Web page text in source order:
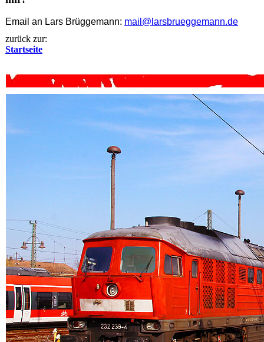
Email an Lars Brüggemann: mail@larsbrueggemann.de
zurück zur:
Startseite